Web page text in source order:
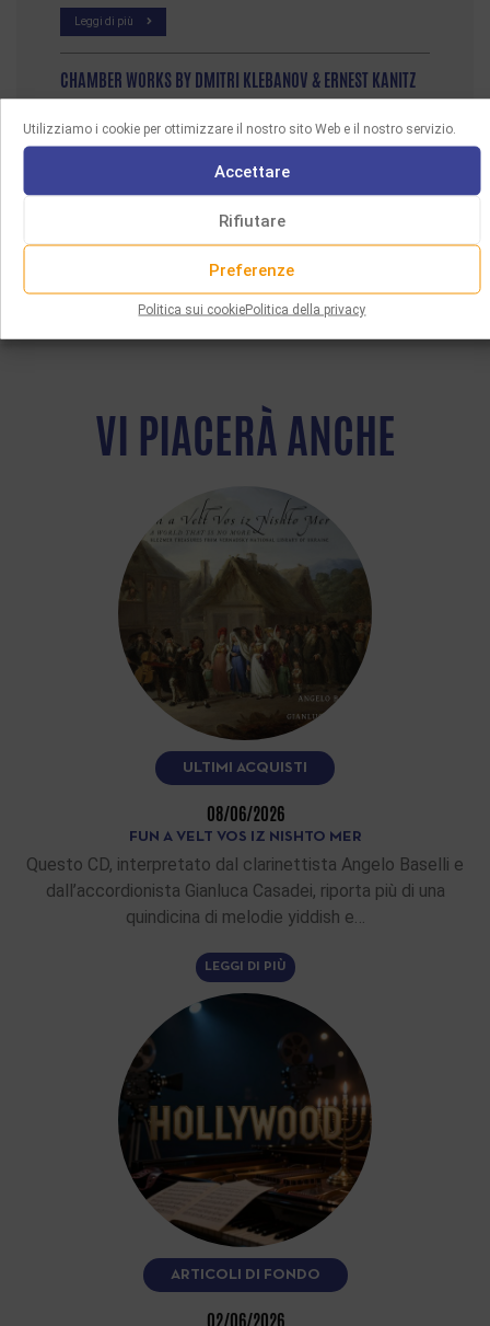
Utilizziamo i cookie per ottimizzare il nostro sito Web e il nostro servizio.
Accettare
Rifiutare
Preferenze
Politica sui cookiePolitica della privacy
Leggi di più
CHAMBER WORKS BY DMITRI KLEBANOV & ERNEST KANITZ
Leggi di più
VI PIACERÀ ANCHE
ULTIMI ACQUISTI
08/06/2026
FUN A VELT VOS IZ NISHTO MER
Questo CD, interpretato dal clarinettista Angelo Baselli e
dall’accordionista Gianluca Casadei, riporta più di una
quindicina di melodie yiddish e…
LEGGI DI PIÙ
ARTICOLI DI FONDO